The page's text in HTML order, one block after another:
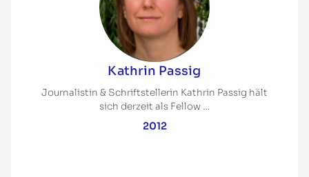
Kathrin Passig
Journalistin & Schriftstellerin Kathrin Passig hält
sich derzeit als Fellow …
2012